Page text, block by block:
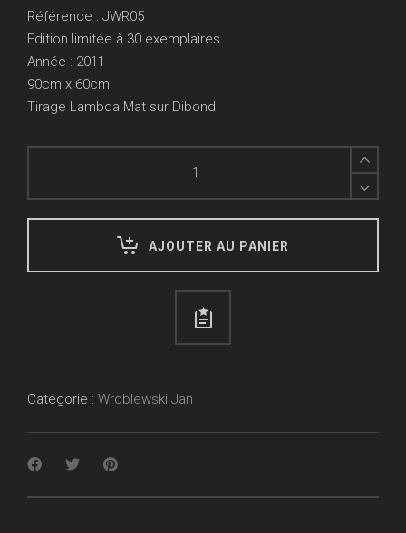
Référence : JWR05
Edition limitée à 30 exemplaires
Année : 2011
90cm x 60cm
Tirage Lambda Mat sur Dibond
AJOUTER AU PANIER
Catégorie : Wroblewski Jan